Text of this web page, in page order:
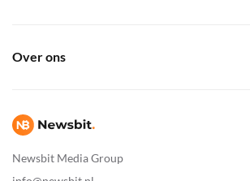
Newsbit Media Group
Over ons